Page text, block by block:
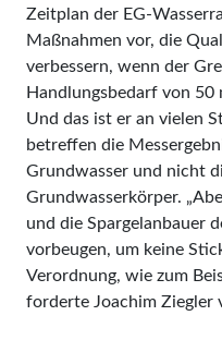
Zeitplan der EG-
Maßnahmen vor, die
verbessern, wenn der
Handlungsbedarf von
Und das ist er an vielen
betreffen die
Grundwasser und nicht
Grundwasserkörper.
und die Spargelanbauer
vorbeugen, um keine
Verordnung, wie zum
forderte Joachim Ziegler